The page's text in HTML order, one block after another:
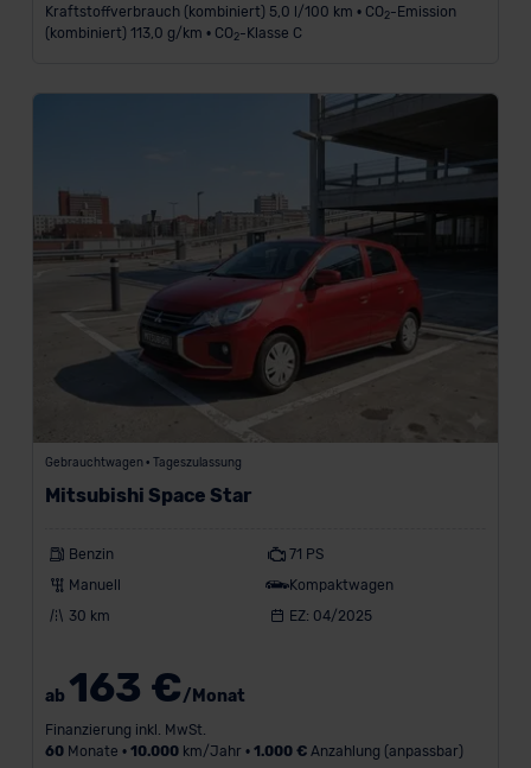
Kraftstoffverbrauch (kombiniert) 5,0 l/100 km • CO 2-Emission
(kombiniert) 113,0 g/km • CO 2-Klasse C
Gebrauchtwagen • Tageszulassung
Mitsubishi Space Star
Benzin
71 PS
Manuell
Kompaktwagen
30 km
EZ: 04/2025
ab 163 €/Monat
Finanzierung inkl. MwSt.
60Monate • 10.000km/Jahr • 1.000 €Anzahlung (anpassbar)